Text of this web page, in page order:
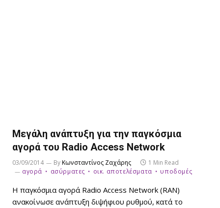
Μεγάλη ανάπτυξη για την παγκόσμια
αγορά του Radio Access Network
03/09/2014 ByΚωνσταντίνος Ζαχάρης
1 Min Read
αγορά
ασύρματες οικ. αποτελέσματα υποδομές
Η παγκόσμια αγορά Radio Access Network (RAN)
ανακοίνωσε ανάπτυξη διψήφιου ρυθμού, κατά το